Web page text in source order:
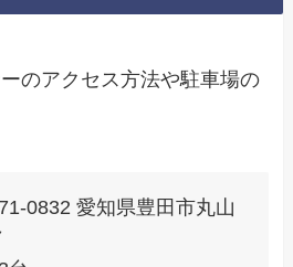
のアクセス方法や駐車場の
0832 愛知県豊田市丸山